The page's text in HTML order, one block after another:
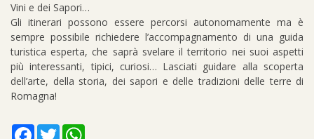
Vini e dei Sapori…
Gli itinerari possono essere percorsi autonomamente ma è
sempre possibile richiedere l’accompagnamento di una guida
turistica esperta, che saprà svelare il territorio nei suoi aspetti
più interessanti, tipici, curiosi… Lasciati guidare alla scoperta
dell’arte, della storia, dei sapori e delle tradizioni delle terre di
Romagna!
Facebook
Twitter